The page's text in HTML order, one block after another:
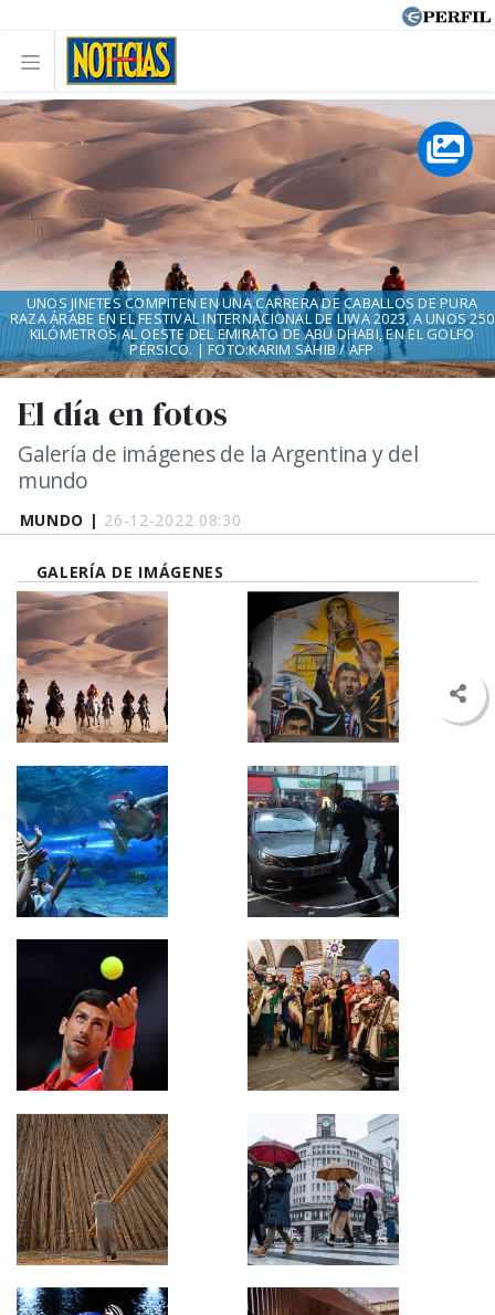
MUNDO | 26-12-2022 08:30
El día en fotos
Galería de imágenes de la Argentina y del
mundo
UNOS JINETES COMPITEN EN UNA CARRERA DE CABALLOS DE PURA
RAZA ÁRABE EN EL FESTIVAL INTERNACIONAL DE LIWA 2023, A UNOS 250
KILÓMETROS AL OESTE DEL EMIRATO DE ABU DHABI, EN EL GOLFO
PÉRSICO. | FOTO:KARIM SAHIB / AFP
GALERÍA DE IMÁGENES